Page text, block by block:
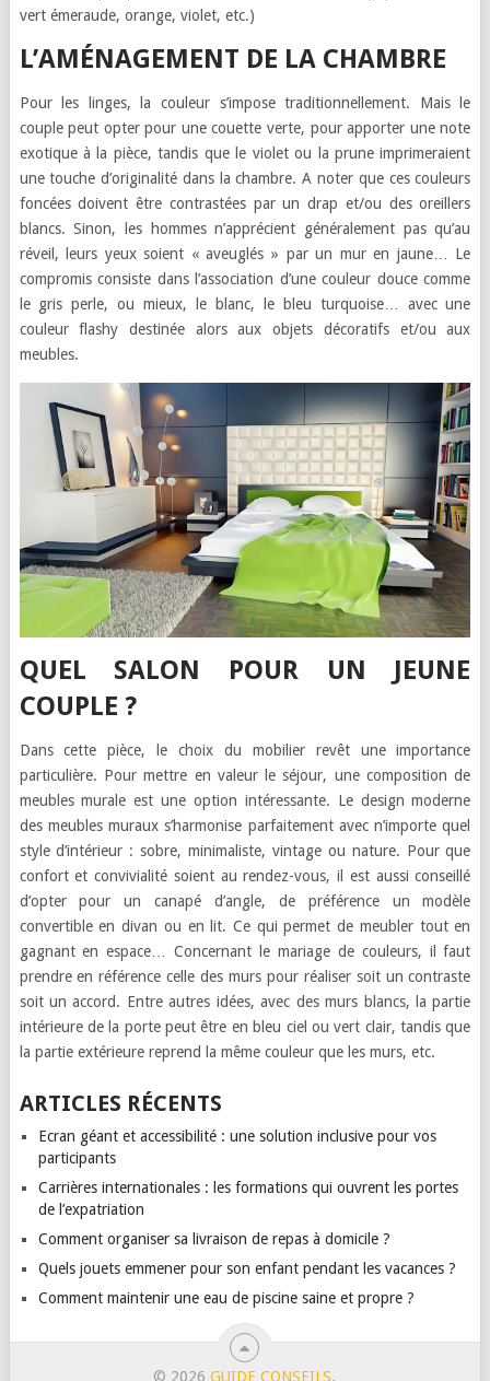
vert émeraude, orange, violet, etc.)
L’AMÉNAGEMENT DE LA CHAMBRE
Pour les linges, la couleur s’impose traditionnellement. Mais le
couple peut opter pour une couette verte, pour apporter une note
exotique à la pièce, tandis que le violet ou la prune imprimeraient
une touche d’originalité dans la chambre. A noter que ces couleurs
foncées doivent être contrastées par un drap et/ou des oreillers
blancs. Sinon, les hommes n’apprécient généralement pas qu’au
réveil, leurs yeux soient « aveuglés » par un mur en jaune… Le
compromis consiste dans l’association d’une couleur douce comme
le gris perle, ou mieux, le blanc, le bleu turquoise… avec une
couleur flashy destinée alors aux objets décoratifs et/ou aux
meubles.
QUEL SALON POUR UN JEUNE
COUPLE ?
Dans cette pièce, le choix du mobilier revêt une importance
particulière. Pour mettre en valeur le séjour, une composition de
meubles murale est une option intéressante. Le design moderne
des meubles muraux s’harmonise parfaitement avec n’importe quel
style d’intérieur : sobre, minimaliste, vintage ou nature. Pour que
confort et convivialité soient au rendez-vous, il est aussi conseillé
d’opter pour un canapé d’angle, de préférence un modèle
convertible en divan ou en lit. Ce qui permet de meubler tout en
gagnant en espace… Concernant le mariage de couleurs, il faut
prendre en référence celle des murs pour réaliser soit un contraste
soit un accord. Entre autres idées, avec des murs blancs, la partie
intérieure de la porte peut être en bleu ciel ou vert clair, tandis que
la partie extérieure reprend la même couleur que les murs, etc.
ARTICLES RÉCENTS
Ecran géant et accessibilité : une solution inclusive pour vos
participants
Carrières internationales : les formations qui ouvrent les portes
de l’expatriation
Comment organiser sa livraison de repas à domicile ?
Quels jouets emmener pour son enfant pendant les vacances ?
Comment maintenir une eau de piscine saine et propre ?
© 2026GUIDE CONSEILS.